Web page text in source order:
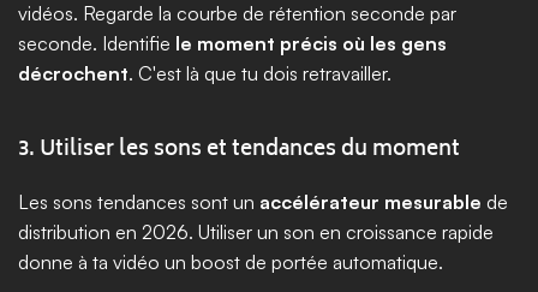
vidéos. Regarde la courbe de rétention seconde par
seconde. Identifie le moment précis où les gens
décrochent. C'est là que tu dois retravailler.
3. Utiliser les sons et tendances du moment
Les sons tendances sont un accélérateur mesurable de
distribution en 2026. Utiliser un son en croissance rapide
donne à ta vidéo un boost de portée automatique.